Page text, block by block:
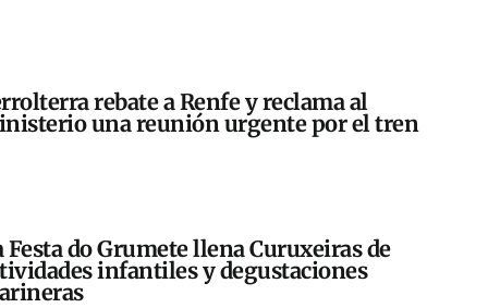
rebate a Renfe y reclama al
una reunión urgente por el tren
Festa do Grumete llena Curuxeiras de
infantiles y degustaciones